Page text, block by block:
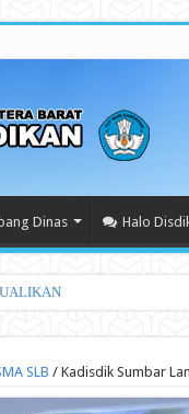
Dinas Halo
SLB / Kadisdik Sumbar